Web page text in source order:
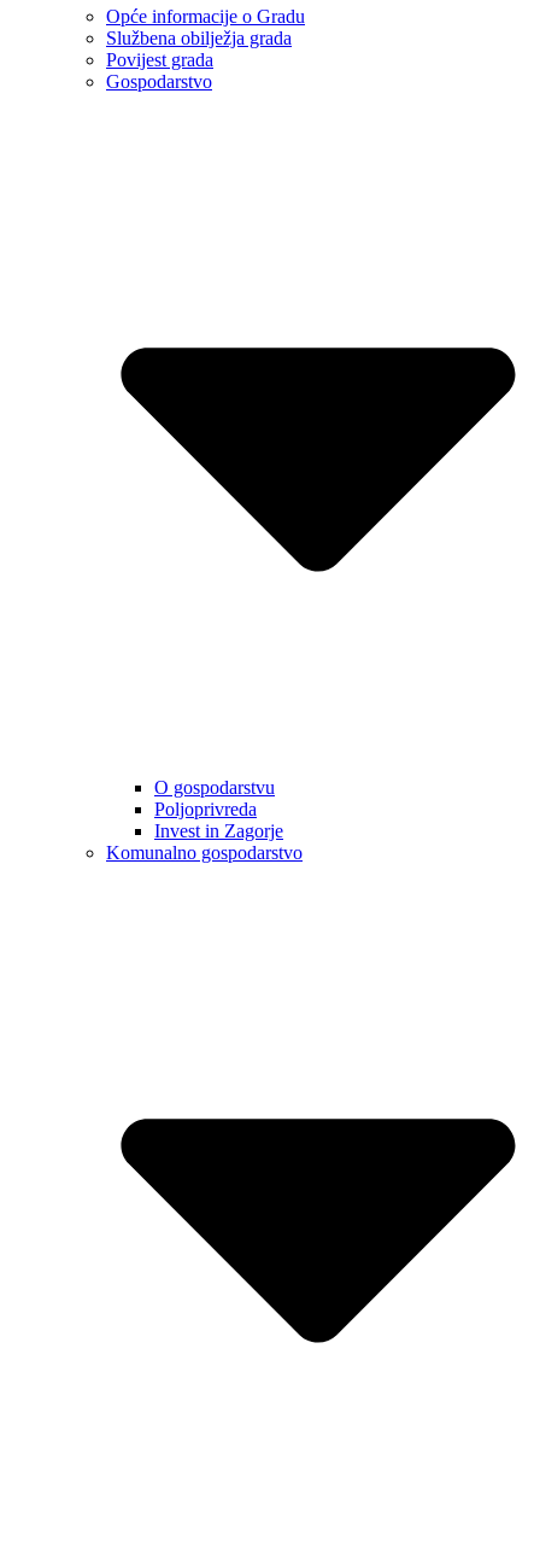
Opće informacije o Gradu
Službena obilježja grada
Povijest grada
Gospodarstvo
O gospodarstvu
Poljoprivreda
Invest in Zagorje
Komunalno gospodarstvo